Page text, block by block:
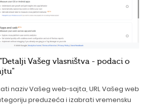
Vašeg vlasništva - podaci o
naziv Vašeg web-sajta, URL Vašeg web
preduzeća i izabrati vremensku